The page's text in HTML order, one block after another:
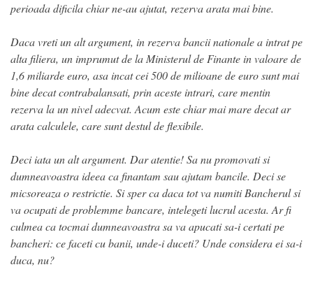
perioada dificila chiar ne-au ajutat, rezerva arata mai bine.
Daca vreti un alt argument, in rezerva bancii nationale a intrat pe
alta filiera, un imprumut de la Ministerul de Finante in valoare de
1,6 miliarde euro, asa incat cei 500 de milioane de euro sunt mai
bine decat contrabalansati, prin aceste intrari, care mentin
rezerva la un nivel adecvat. Acum este chiar mai mare decat ar
arata calculele, care sunt destul de flexibile.
Deci iata un alt argument. Dar atentie! Sa nu promovati si
dumneavoastra ideea ca finantam sau ajutam bancile. Deci se
micsoreaza o restrictie. Si sper ca daca tot va numiti Bancherul si
va ocupati de problemme bancare, intelegeti lucrul acesta. Ar fi
culmea ca tocmai dumneavoastra sa va apucati sa-i certati pe
bancheri: ce faceti cu banii, unde-i duceti? Unde considera ei sa-i
duca, nu?